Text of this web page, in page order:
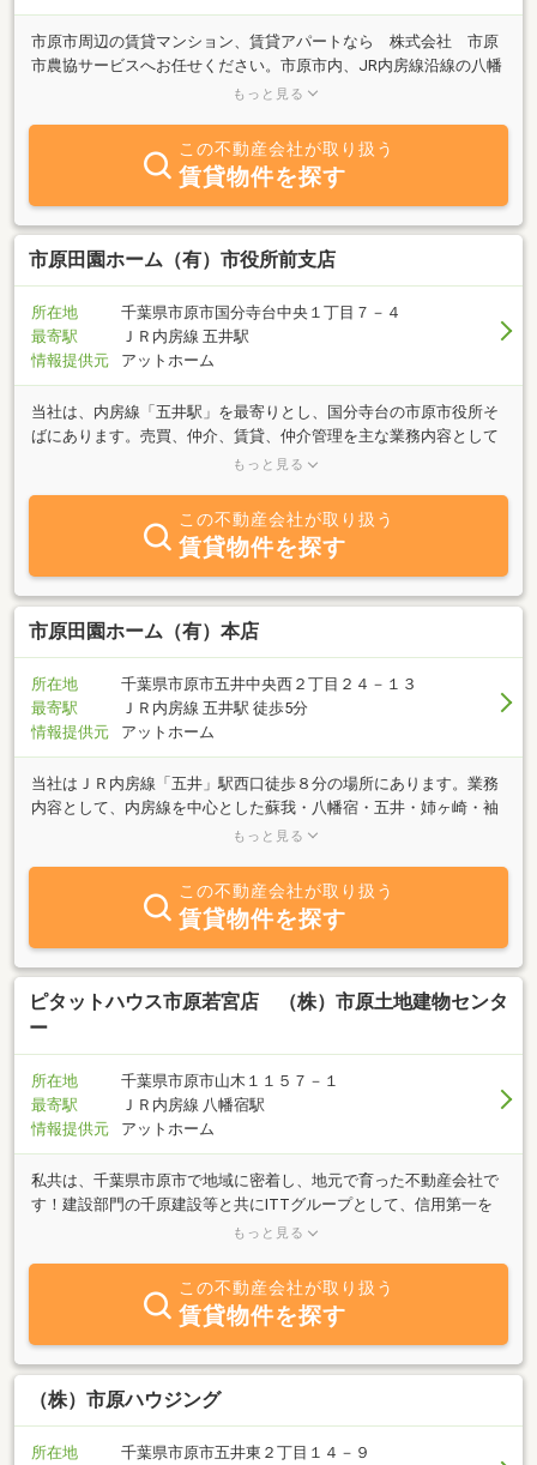
市原市周辺の賃貸マンション、賃貸アパートなら 株式会社 市原
市農協サービスへお任せください。市原市内、JR内房線沿線の八幡
宿・五井・姉ヶ崎、京成千原線のちはら台駅付近のマンション・ア
ど、お部屋に関するご希望をなんでもお気軽にご相談ください。
もっと見る
この不動産会社が取り扱う
賃貸物件を探す
市原田園ホーム（有）市役所前支店
所在地
千葉県市原市国分寺台中央１丁目７－４
最寄駅
ＪＲ内房線 五井駅
情報提供元
アットホーム
当社は、内房線「五井駅」を最寄りとし、国分寺台の市原市役所そ
ばにあります。売買、仲介、賃貸、仲介管理を主な業務内容として
おります。「売りたい」「買いたい」「貸したい」「借りたい」
真心のサービス、住まい探しは、市原田園ホームへどうぞ！
もっと見る
この不動産会社が取り扱う
賃貸物件を探す
市原田園ホーム（有）本店
所在地
千葉県市原市五井中央西２丁目２４－１３
最寄駅
ＪＲ内房線 五井駅 徒歩5分
情報提供元
アットホーム
当社はＪＲ内房線「五井」駅西口徒歩８分の場所にあります。業務
内容として、内房線を中心とした蘇我・八幡宿・五井・姉ヶ崎・袖
ヶ浦の売買、賃貸、管理などを行っています。お客様により良い物
スタッフが中心となって、お客様のご希望にお応えいたしますで
の、何事でもお気軽にご相談ください。笑顔と真心のサービス、お
住まい探しは市原田園ホームへどうぞ！
もっと見る
この不動産会社が取り扱う
賃貸物件を探す
ピタットハウス市原若宮店 （株）市原土地建物センタ
ー
所在地
千葉県市原市山木１１５７－１
最寄駅
ＪＲ内房線 八幡宿駅
情報提供元
アットホーム
私共は、千葉県市原市で地域に密着し、地元で育った不動産会社で
す！建設部門の千原建設等と共にITTグループとして、信用第一を
モットーに地元に密着しながら土地建物の売買、賃貸及び管理、建
ます。当社に来れば「いい土地がある」「いい建物を建ててくれ
る」「相談すると良い知恵を出してくれる」そう思ってもらえるよ
うに日々仕事に取り組んでおります。『借りたい・貸したい・売り
たい・買いたい・建てたい・リフォームしたい』等、お客様のご要
望にスタッフが親切・丁寧に対応致します。お住まいの事なら、何
でもお任せ下さい。ご来店を心からお待ち致しております！
もっと見る
この不動産会社が取り扱う
賃貸物件を探す
（株）市原ハウジング
所在地
千葉県市原市五井東２丁目１４－９